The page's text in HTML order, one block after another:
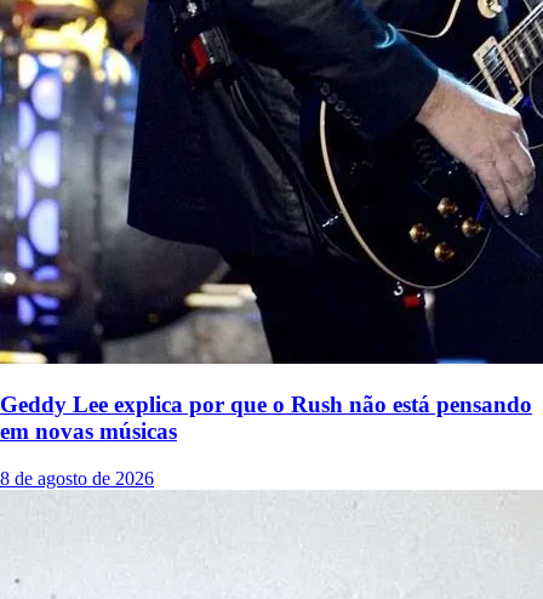
Geddy Lee explica por que o Rush não está pensando
em novas músicas
8 de agosto de 2026